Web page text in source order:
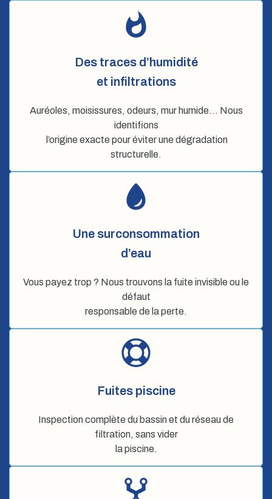
Des traces d’humidité
et infiltrations
Auréoles, moisissures, odeurs, mur humide… Nous
identifions
l’origine exacte pour éviter une dégradation
structurelle.
Une surconsommation
d’eau
Vous payez trop ? Nous trouvons la fuite invisible ou le
défaut
responsable de la perte.
Fuites piscine
Inspection complète du bassin et du réseau de
filtration, sans vider
la piscine.